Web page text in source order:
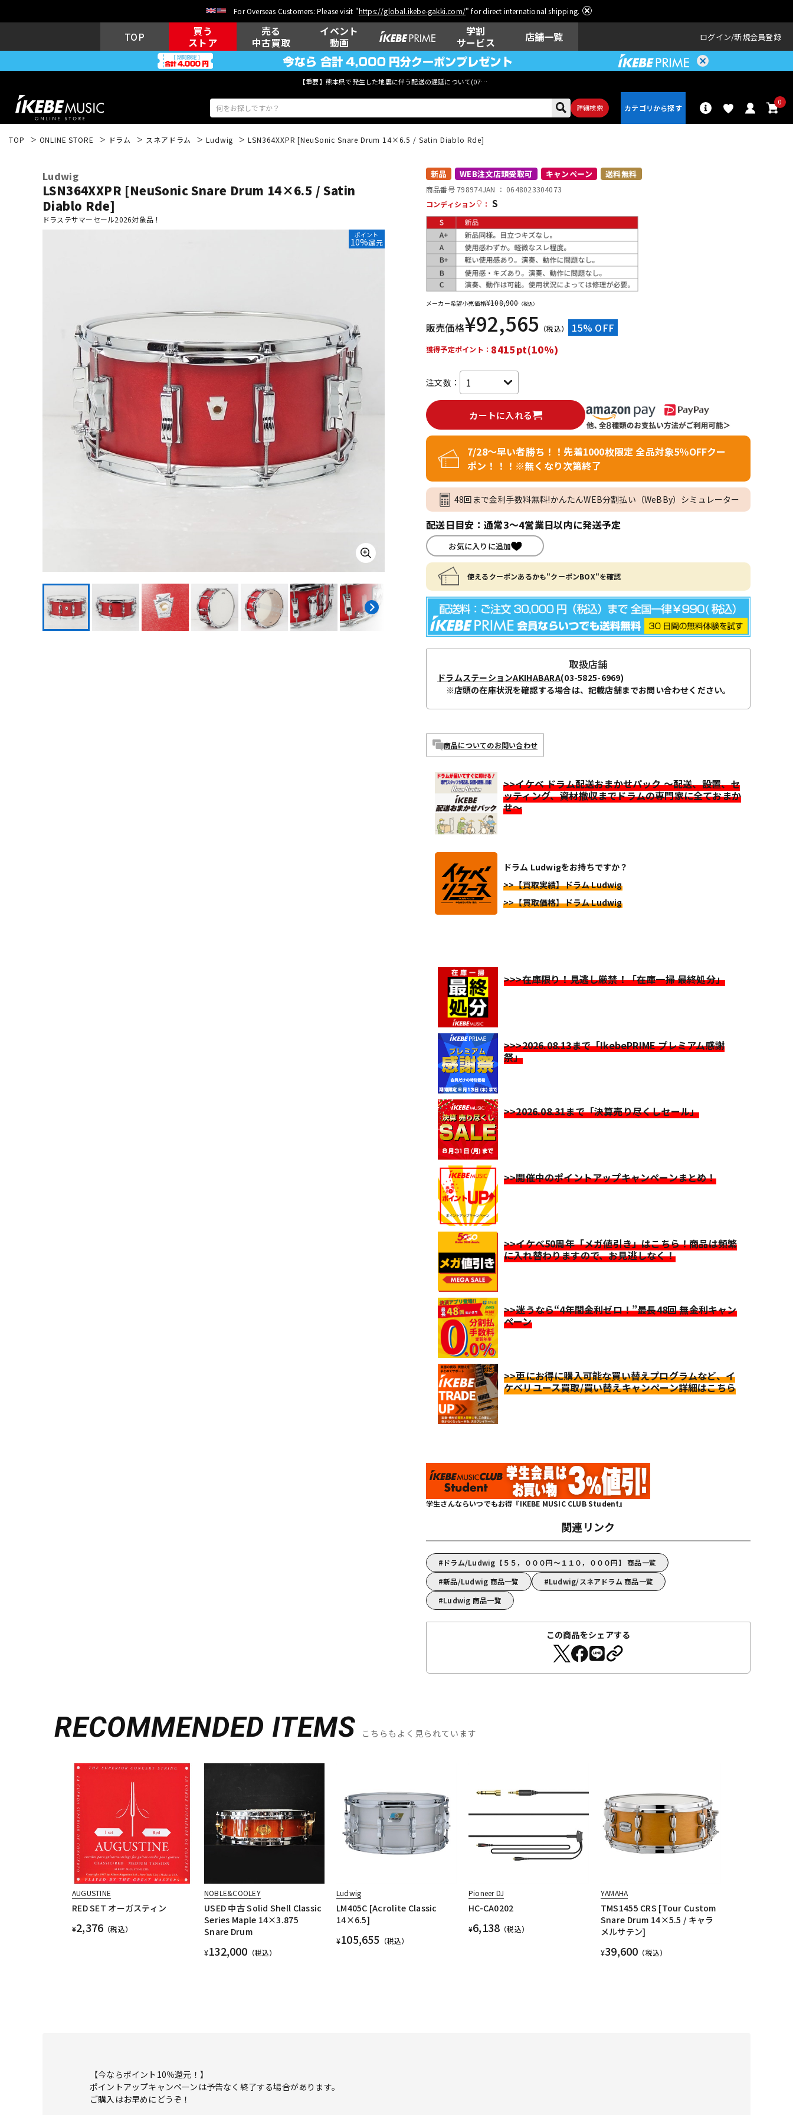
For Overseas Customers: Please visit "https://global.ikebe-gakki.com/" for direct international shipping.
TOP
買う
ストア
売る
中古買取
イベント
動画
学割
サービス
店舗一覧 ログイン 新規会員登録
【重要】熊本県で発生した地震に伴う配送の遅延について(07月29日
詳細検索
0
ウクレレ ドラム
キーボード その他楽器
レコーディン
グ機器
配信/ライブ
機器
中古
TOP ONLINE STORE ドラム スネアドラム Ludwig LSN364XXPR [NeuSonic Snare Drum 14×6.5 / Satin Diablo Rde]
Ludwig
LSN364XXPR [NeuSonic Snare Drum 14×6.5 / Satin
Diablo Rde]
ドラステサマーセール2026対象品！
ポイント
10%還元
新品 WEB注文店頭受取可 キャンペーン 送料無料
商品番号 798974JAN ： 0648023304073
コンディション
： S
メーカー希望小売価格¥108,900（税込）
販売価格¥92,565 （税込） 15% OFF
獲得予定ポイント： 8415pt(10%)
注文数：
カートに入れる
7/28～早い者勝ち！！先着1000枚限定 全品対象5％OFFクー
ポン！！！※無くなり次第終了
48回まで金利手数料無料!かんたんWEB分割払い（WeBBy）シミュレーター
配送日目安：通常3～4営業日以内に発送予定
お気に入りに追加
使えるクーポンあるかも"クーポンBOX"を確認
取扱店舗
ドラムステーションAKIHABARA(03-5825-6969)
※店頭の在庫状況を確認する場合は、記載店舗までお問い合わせください。
商品についてのお問い合わせ
>>イケベ ドラム配送おまかせパック ～配送、設置、セ
ッティング、資材撤収までドラムの専門家に全ておまか
せ～
ドラム Ludwigをお持ちですか？
>>【買取実績】ドラム Ludwig
>>【買取価格】ドラム Ludwig
>>>在庫限り！見逃し厳禁！「在庫一掃 最終処分」
>>>2026.08.13まで「IkebePRIME プレミアム感謝
祭」
>>2026.08.31まで「決算売り尽くしセール」
>>開催中のポイントアップキャンペーンまとめ！
>>イケベ50周年「メガ値引き」はこちら！商品は頻繁
に入れ替わりますので、お見逃しなく！
>>迷うなら“4年間金利ゼロ！”最長48回 無金利キャン
ペーン
>>更にお得に購入可能な買い替えプログラムなど、イ
ケベリユース買取/買い替えキャンペーン詳細はこちら
学生さんならいつでもお得『IKEBE MUSIC CLUB Student』
関連リンク
ドラム/Ludwig【５５，０００円～１１０，０００円】 商品一覧
新品/Ludwig 商品一覧
Ludwig/スネアドラム 商品一覧
Ludwig 商品一覧
この商品をシェアする
RECOMMENDED ITEMS こちらもよく見られています
AUGUSTINE
RED SET オーガスティン
¥2,376 （税込）
NOBLE&COOLEY
USED 中古 Solid Shell Classic
Series Maple 14×3.875
Snare Drum
¥132,000 （税込）
Ludwig
LM405C [Acrolite Classic
14×6.5]
¥105,655 （税込）
Pioneer DJ
HC-CA0202
¥6,138 （税込）
YAMAHA
TMS1455 CRS [Tour Custom
Snare Drum 14×5.5 / キャラ
メルサテン]
¥39,600 （税込）
【今ならポイント10％還元！】
ポイントアップキャンペーンは予告なく終了する場合があります。
ご購入はお早めにどうぞ！